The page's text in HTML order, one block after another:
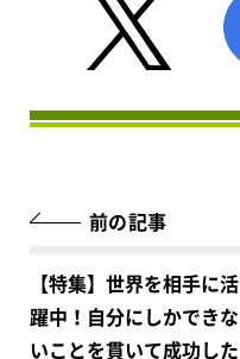
前の記事
【特集】世界を相手に活
躍中！自分にしかできな
いことを貫いて成功した